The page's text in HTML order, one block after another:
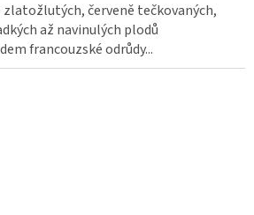
zlatožlutých, červeně tečkovaných,
až navinulých plodů
francouzské odrůdy...